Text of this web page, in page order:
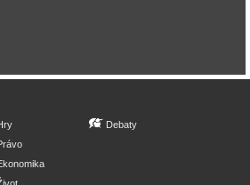
Debaty